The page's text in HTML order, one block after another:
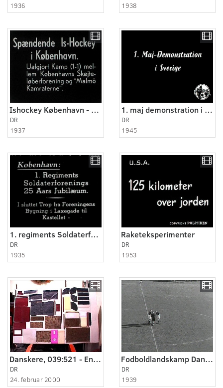
1936
1938
Ishockey København - Malmø
DR
1937
1. maj demonstration i Stockholm
DR
1945
1. regiments Soldaterforening 25 år
DR
1935
Raketeksperimenter
DR
1953
Danskere, 039:521 - En pung består af 57 dele.
DR
24. februar 2000
Fodboldlandskamp Danmark - Norge
DR
1939